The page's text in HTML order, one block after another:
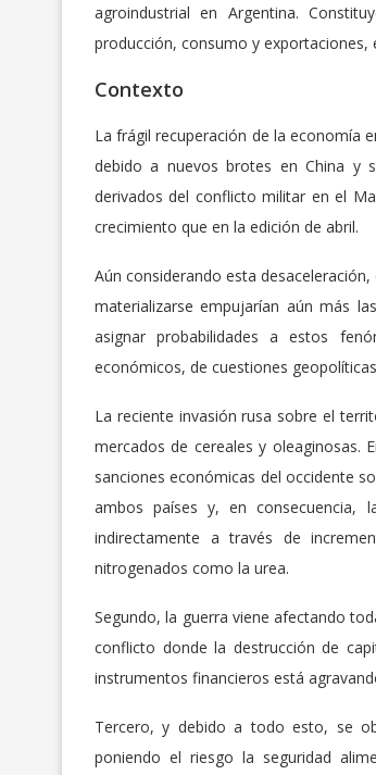
agroindustrial en Argentina.
producción, consumo y exportaciones,
Contexto
La frágil recuperación de la economía
debido a nuevos brotes en China y
derivados del conflicto militar en el
crecimiento que en la edición de abril.
Aún considerando esta
materializarse empujarían aún más
asignar probabilidades a estos
económicos, de cuestiones
La reciente invasión rusa sobre el
mercados de cereales y oleaginosas.
sanciones económicas del occidente
ambos países y, en consecuencia,
indirectamente a través de
nitrogenados como la urea.
Segundo, la guerra viene afectando
conflicto donde la destrucción de
instrumentos financieros está
Tercero, y debido a todo esto, se
poniendo el riesgo la seguridad